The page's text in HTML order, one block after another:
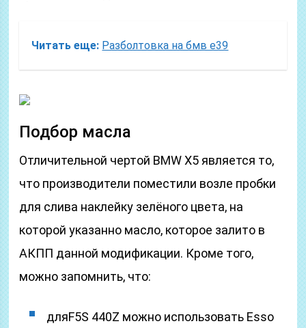
Читать еще: Разболтовка на бмв е39
Подбор масла
Отличительной чертой BMW X5 является то,
что производители поместили возле пробки
для слива наклейку зелёного цвета, на
которой указанно масло, которое залито в
АКПП данной модификации. Кроме того,
можно запомнить, что:
дляF5S 440Z можно использовать Esso